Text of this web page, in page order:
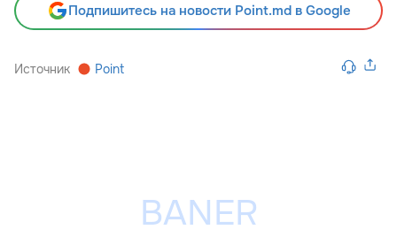
Подпишитесь на новости Point.md в Google
Источник Point